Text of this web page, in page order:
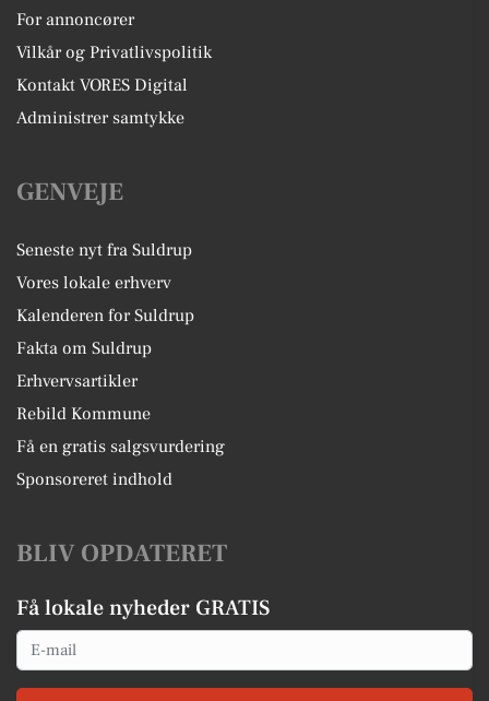
For annoncører
Vilkår og Privatlivspolitik
Kontakt VORES Digital
Administrer samtykke
GENVEJE
Seneste nyt fra Suldrup
Vores lokale erhverv
Kalenderen for Suldrup
Fakta om Suldrup
Erhvervsartikler
Rebild Kommune
Få en gratis salgsvurdering
Sponsoreret indhold
BLIV OPDATERET
Få lokale nyheder GRATIS
Email